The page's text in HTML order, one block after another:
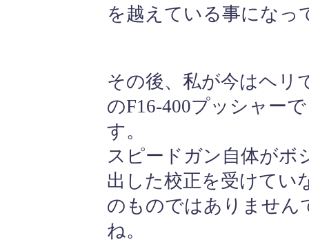
を越えている事になっ
その後、私が今はヘリ
のF16-400プッシャー
す。
スピードガン自体がボ
出した校正を受けてい
のものではありません
ね。